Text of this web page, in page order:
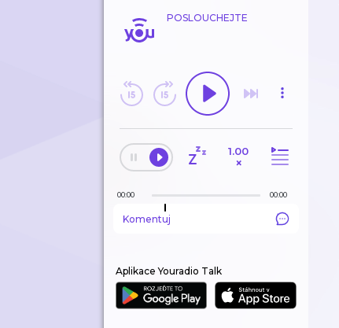
POSLOUCHEJTE
1.00
×
00:00 00:00
Komentuj
Aplikace Youradio Talk